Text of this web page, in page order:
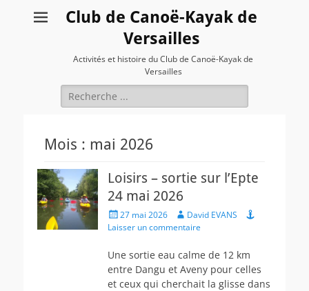
Club de Canoë-Kayak de
Versailles
Activités et histoire du Club de Canoë-Kayak de
Versailles
Rechercher :
Mois : mai 2026
Loisirs – sortie sur l’Epte
24 mai 2026
Posted
on
27 mai 2026 AuthorDavid EVANS
Laisser un commentaire
Une sortie eau calme de 12 km
entre Dangu et Aveny pour celles
et ceux qui cherchait la glisse dans